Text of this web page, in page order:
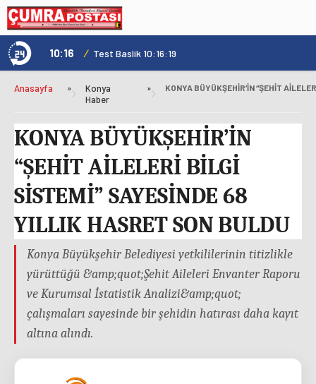
10:16 / Test Baslik 10:16:19
Anasayfa »
Konya
Haber
»
KONYA BÜYÜKŞEHİR’İN
“ŞEHİT AİLELERİ BİLGİ
SİSTEMİ” SAYESİNDE 68
YILLIK HASRET SON BULDU
Konya Büyükşehir Belediyesi yetkililerinin titizlikle
yürüttüğü &amp;quot;Şehit Aileleri Envanter Raporu
ve Kurumsal İstatistik Analizi&amp;quot;
çalışmaları sayesinde bir şehidin hatırası daha kayıt
altına alındı.